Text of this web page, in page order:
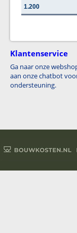
1.200
Klantenservice
Ga naar onze
aan onze chatbot
ondersteuning.